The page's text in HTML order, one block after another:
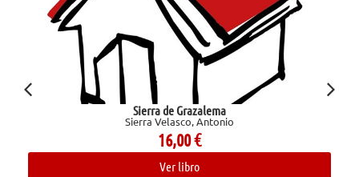
Sierra de Grazalema
Sierra Velasco, Antonio
16,00€
Ver libro